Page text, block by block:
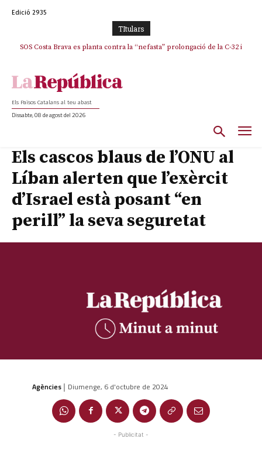
Edició 2935
TItulars
SOS Costa Brava es planta contra la “nefasta” prolongació de la C-32 i
Els Països Catalans al teu abast
Dissabte, 08 de agost del 2026
Els cascos blaus de l’ONU al
Líban alerten que l’exèrcit
d’Israel està posant “en
perill” la seva seguretat
Agències | Diumenge, 6 d'octubre de 2024
- Publicitat -